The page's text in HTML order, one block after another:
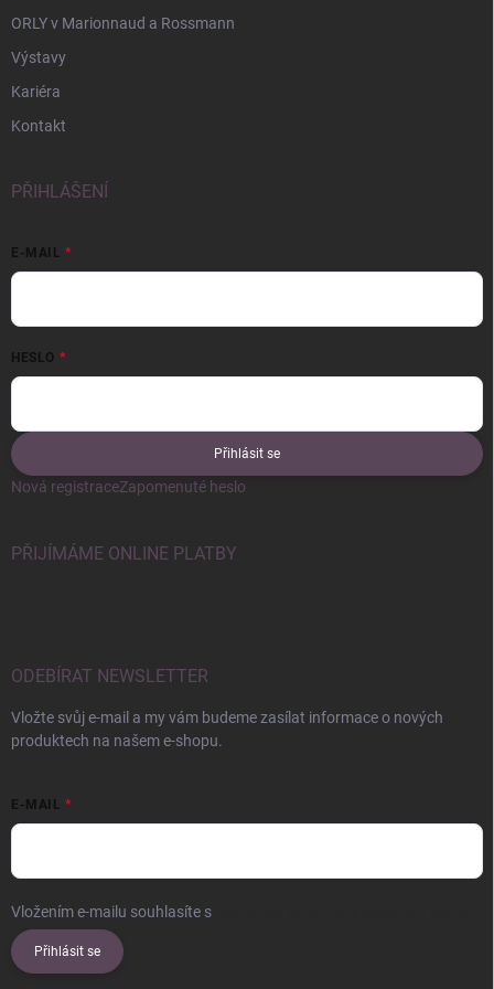
ORLY v Marionnaud a Rossmann
Výstavy
Kariéra
Kontakt
PŘIHLÁŠENÍ
E-MAIL
HESLO
Přihlásit se
Nová registraceZapomenuté heslo
PŘIJÍMÁME ONLINE PLATBY
ODEBÍRAT NEWSLETTER
Vložte svůj e-mail a my vám budeme zasílat informace o nových
produktech na našem e-shopu.
E-MAIL
Vložením e-mailu souhlasíte s
Přihlásit se